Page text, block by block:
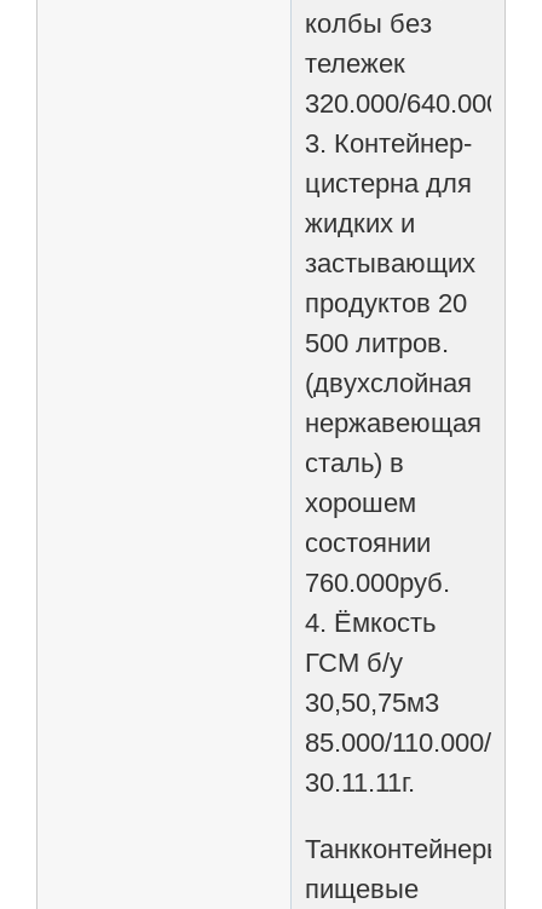
колбы без
тележек
320.000/
3. Контейнер-
цистерна для
жидких и
застывающих
продуктов 20
500 литров.
(двухслойная
нержавеющая
сталь) в
хорошем
состоянии
760.000руб.
4. Ёмкость
ГСМ б/у
30,50,75м3
85.000/110.000/
30.11.11г.
Танкконтейнеры,
пищевые